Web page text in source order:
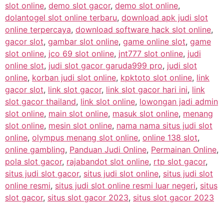
slot online, demo slot gacor, demo slot online,
dolantogel slot online terbaru, download apk judi slot
online terpercaya, download software hack slot online,
gacor slot, gambar slot online, game online slot, game
slot online, jco 69 slot online, jnt777 slot online, judi
online slot, judi slot gacor garuda999 pro, judi slot
online, korban judi slot online, kpktoto slot online, link
gacor slot, link slot gacor, link slot gacor hari ini, link
slot gacor thailand, link slot online, lowongan jadi admin
slot online, main slot online, masuk slot online, menang
slot online, mesin slot online, nama nama situs judi slot
online, olympus menang slot online, online 138 slot,
online gambling, Panduan Judi Online, Permainan Online,
pola slot gacor, rajabandot slot online, rtp slot gacor,
situs judi slot gacor, situs judi slot online, situs judi slot
online resmi, situs judi slot online resmi luar negeri, situs
slot gacor, situs slot gacor 2023, situs slot gacor 2023